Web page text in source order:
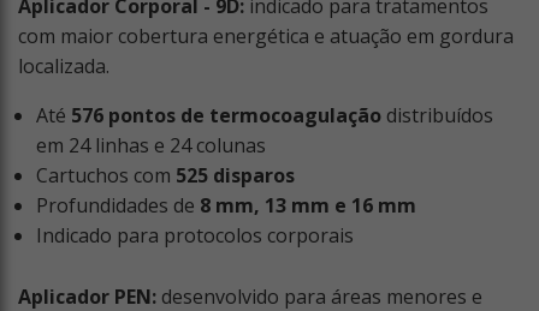
Aplicador Corporal - 9D: indicado para tratamentos
com maior cobertura energética e atuação em gordura
localizada.
Até 576 pontos de termocoagulação distribuídos
em 24 linhas e 24 colunas
Cartuchos com 525 disparos
Profundidades de 8 mm, 13 mm e 16 mm
Indicado para protocolos corporais
Aplicador PEN: desenvolvido para áreas menores e